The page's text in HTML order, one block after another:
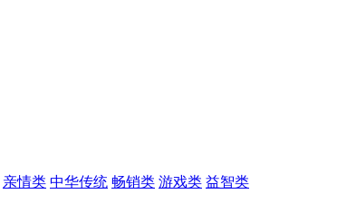
亲情类 中华传统 畅销类 游戏类 益智类